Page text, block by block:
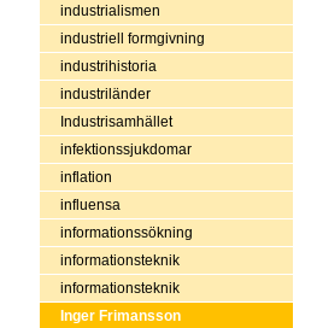
industrialismen
industriell formgivning
industrihistoria
industriländer
Industrisamhället
infektionssjukdomar
inflation
influensa
informationssökning
informationsteknik
informationsteknik
Inger Frimansson